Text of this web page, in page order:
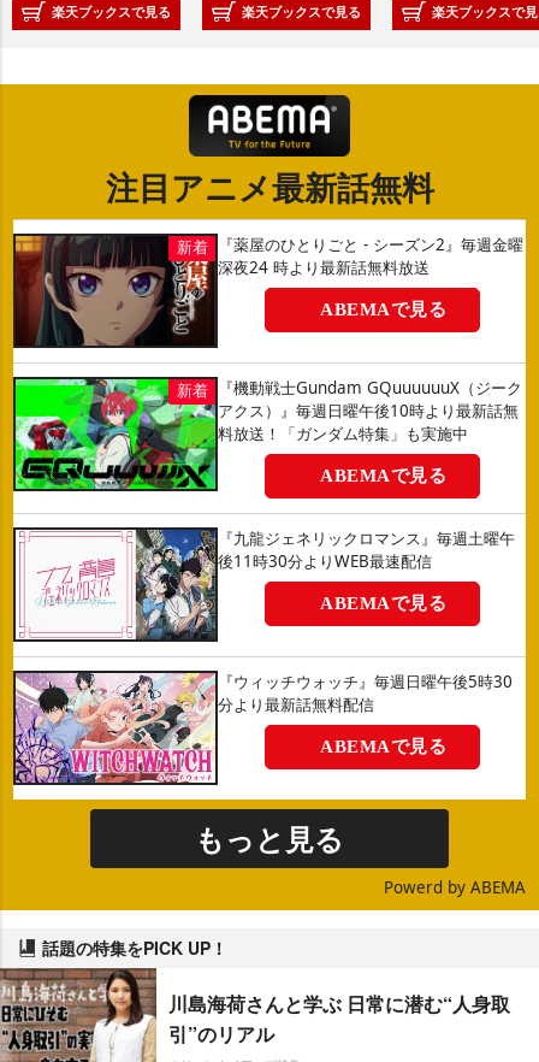
楽天ブックスで見る 楽天ブックスで見る 楽天ブックスで
注目アニメ最新話無料
『薬屋のひとりごと - シーズン2』毎週金曜
深夜24 時より最新話無料放送
ABEMAで見る
『機動戦士Gundam GQuuuuuuX（ジーク
アクス）』毎週日曜午後10時より最新話無
料放送！「ガンダム特集」も実施中
ABEMAで見る
『九龍ジェネリックロマンス』毎週土曜午
後11時30分よりWEB最速配信
ABEMAで見る
『ウィッチウォッチ』毎週日曜午後5時30
分より最新話無料配信
ABEMAで見る
もっと見る
Powerd by ABEMA
話題の特集をPICK UP！
川島海荷さんと学ぶ 日常に潜む“人身取
引”のリアル